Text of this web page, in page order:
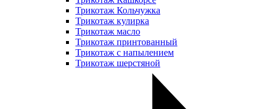
Трикотаж Кольчужка
Трикотаж кулирка
Трикотаж масло
Трикотаж принтованный
Трикотаж с напылением
Трикотаж шерстяной